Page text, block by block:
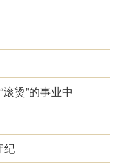
烫”的事业中
纪